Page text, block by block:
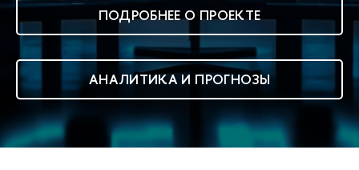
ПОДРОБНЕЕ О ПРОЕКТЕ
АНАЛИТИКА И ПРОГНОЗЫ